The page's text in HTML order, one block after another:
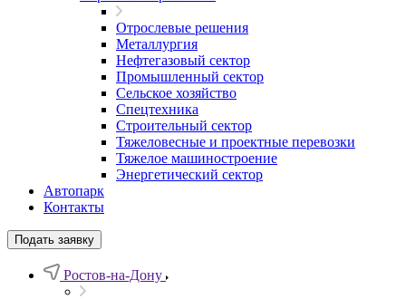
Отрослевые решения
Металлургия
Нефтегазовый сектор
Промышленный сектор
Сельское хозяйство
Спецтехника
Строительный сектор
Тяжеловесные и проектные перевозки
Тяжелое машиностроение
Энергетический сектор
Автопарк
Контакты
Подать заявку
Ростов-на-Дону